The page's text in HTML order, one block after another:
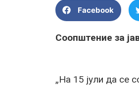
Facebook
Соопштение за
„На 15 јули да се